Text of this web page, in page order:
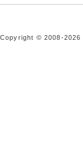
Copyright © 2008-2026